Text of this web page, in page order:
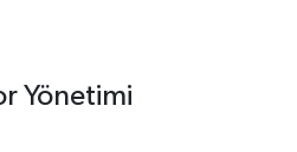
Yönetimi